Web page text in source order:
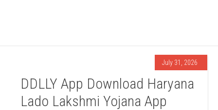
July 31, 2026
DDLLY App Download Haryana
Lado Lakshmi Yojana App